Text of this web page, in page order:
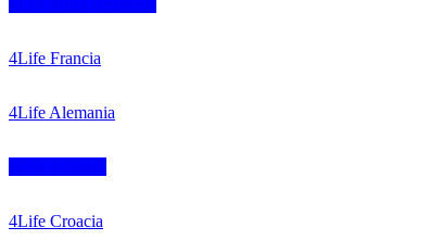
4Life Francia
4Life Alemania
4Life Croacia